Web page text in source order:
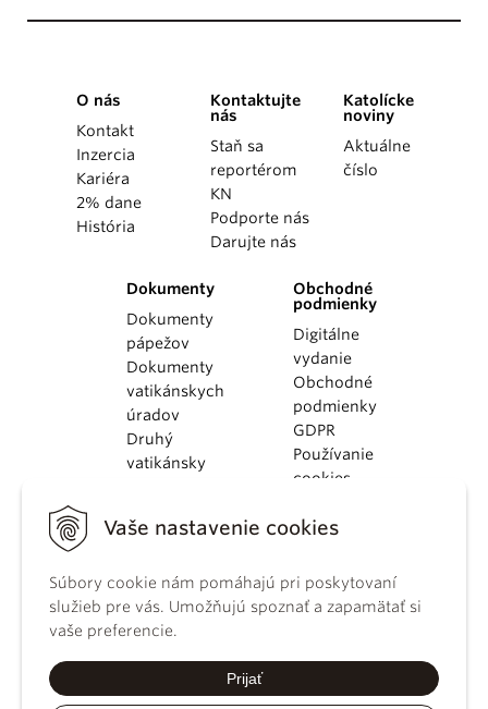
Vaše nastavenie cookies
Súbory cookie nám pomáhajú pri poskytovaní
služieb pre vás. Umožňujú spoznať a zapamätať si
vaše preferencie.
Prijať
O nás
Kontakt
Inzercia
Kariéra
2% dane
História
Kontaktujte
nás
Staň sa
reportérom
KN
Podporte nás
Darujte nás
Katolícke
noviny
Aktuálne
číslo
Dokumenty
Dokumenty
pápežov
Dokumenty
vatikánskych
úradov
Druhý
vatikánsky
KBS
kánonického
práva
Katechizmus
Obchodné
podmienky
Digitálne
vydanie
Obchodné
podmienky
GDPR
Používanie
cookies